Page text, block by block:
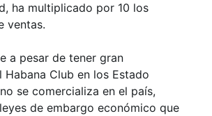
ha multiplicado por 10 los
ventas.
a pesar de tener gran
Habana Club en los Estado
se comercializa en el país,
de embargo económico que